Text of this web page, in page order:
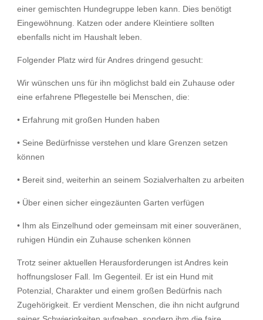
einer gemischten Hundegruppe leben kann. Dies benötigt
Eingewöhnung. Katzen oder andere Kleintiere sollten
ebenfalls nicht im Haushalt leben.
Folgender Platz wird für Andres dringend gesucht:
Wir wünschen uns für ihn möglichst bald ein Zuhause oder
eine erfahrene Pflegestelle bei Menschen, die:
• Erfahrung mit großen Hunden haben
• Seine Bedürfnisse verstehen und klare Grenzen setzen
können
• Bereit sind, weiterhin an seinem Sozialverhalten zu arbeiten
• Über einen sicher eingezäunten Garten verfügen
• Ihm als Einzelhund oder gemeinsam mit einer souveränen,
ruhigen Hündin ein Zuhause schenken können
Trotz seiner aktuellen Herausforderungen ist Andres kein
hoffnungsloser Fall. Im Gegenteil. Er ist ein Hund mit
Potenzial, Charakter und einem großen Bedürfnis nach
Zugehörigkeit. Er verdient Menschen, die ihn nicht aufgrund